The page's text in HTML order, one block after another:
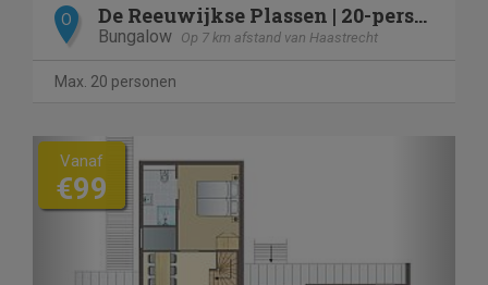
O De Reeuwijkse Plassen | 20-persoons waterwoning - Wijk en Wo
Bungalow Op 7 km afstand van Haastrecht
Max. 20 personen
Previous
Vanaf
€99